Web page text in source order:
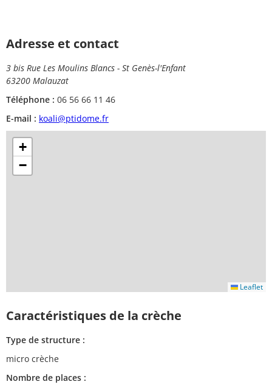
Adresse et contact
3 bis Rue Les Moulins Blancs - St Genès-l'Enfant
63200 Malauzat
Téléphone : 06 56 66 11 46
E-mail : koali@ptidome.fr
+
−
Leaflet
Caractéristiques de la crèche
Type de structure :
micro crèche
Nombre de places :